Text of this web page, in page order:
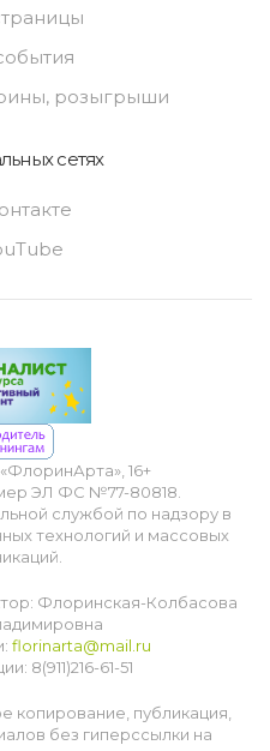
розыгрыши
сетях
16+
ЭЛ ФС №77-80818.
службой по надзору в
технологий и массовых
Флоринская-Колбасова
florinarta@mail.ru
8(911)216-61-51
публикация,
без гиперссылки на